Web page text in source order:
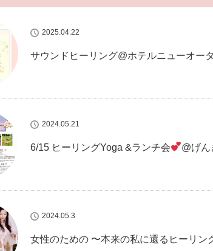
2025.04.22
サウンドヒーリング@ホテルニューオー
2024.05.21
6/15 ヒーリングYoga &ランチ会 @げん
2024.05.3
女性のための 〜本来の私に還るヒーリン